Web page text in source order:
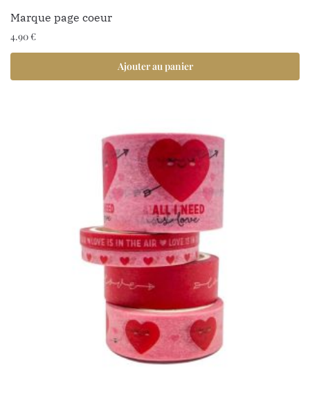
Marque page coeur
4.90€
Ajouter au panier